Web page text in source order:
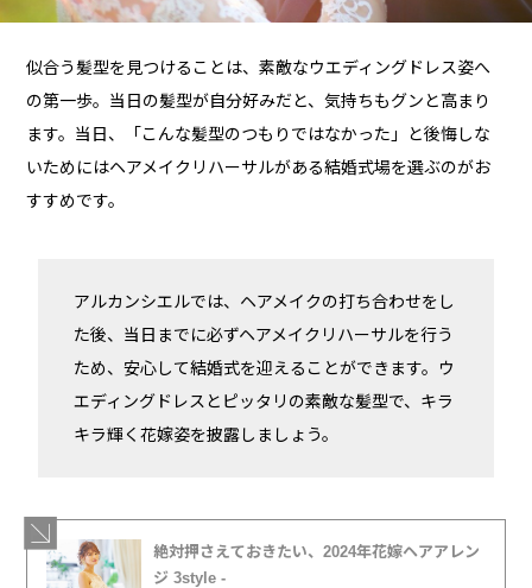
似合う髪型を見つけることは、素敵なウエディングドレス姿へ
の第一歩。当日の髪型が自分好みだと、気持ちもグンと高まり
ます。当日、「こんな髪型のつもりではなかった」と後悔しな
いためにはヘアメイクリハーサルがある結婚式場を選ぶのがお
すすめです。
アルカンシエルでは、ヘアメイクの打ち合わせをし
た後、当日までに必ずヘアメイクリハーサルを行う
ため、安心して結婚式を迎えることができます。ウ
エディングドレスとピッタリの素敵な髪型で、キラ
キラ輝く花嫁姿を披露しましょう。
絶対押さえておきたい、2024年花嫁ヘアアレン
ジ 3style -